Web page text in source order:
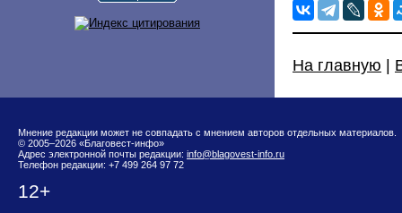
На главную
Мнение редакции может не совпадать с мнением авторов отдельных материалов.
© 2005–2026 «Благовест-инфо»
Адрес электронной почты редакции: info@blagovest-info.ru
Телефон редакции: +7 499 264 97 72
12+